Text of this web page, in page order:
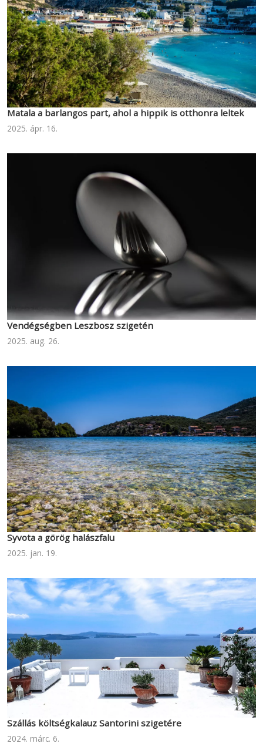
Matala a barlangos part, ahol a hippik is otthonra leltek
2025. ápr. 16.
Vendégségben Leszbosz szigetén
2025. aug. 26.
Syvota a görög halászfalu
2025. jan. 19.
Szállás költségkalauz Santorini szigetére
2024. márc. 6.